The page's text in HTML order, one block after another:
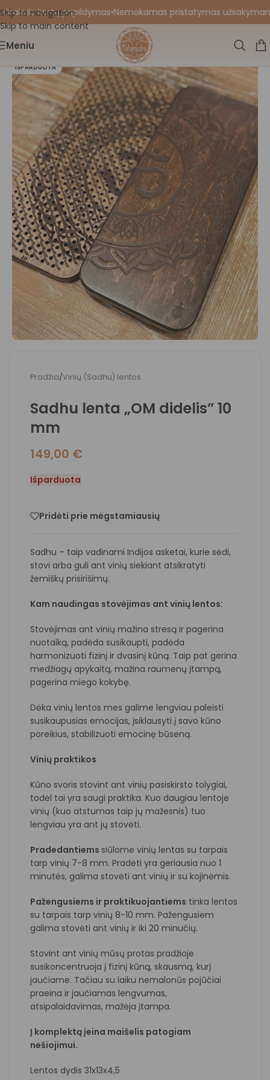
Skip to navigation
Skip to main content
kortų papildymas•Nemokamas pristatymas
Meniu
IŠPARDUOTA
Pradžia/Vinių (Sadhu) lentos
Sadhu lenta „OM didelis” 10
mm
149,00 €
Išparduota
Pridėti prie mėgstamiausių
Sadhu – taip vadinami Indijos asketai, kurie sėdi,
stovi arba guli ant vinių siekiant atsikratyti
žemiškų prisirišimų.
Kam naudingas stovėjimas ant vinių lentos:
Stovėjimas ant vinių mažina stresą ir pagerina
nuotaiką, padėda susikaupti, padėda
harmonizuoti fizinį ir dvasinį kūną. Taip pat gerina
medžiagų apykaitą, mažina raumenų įtampą,
pagerina miego kokybę.
Dėka vinių lentos mes galime lengviau paleisti
susikaupusias emocijas, įsiklausyti į savo kūno
poreikius, stabilizuoti emocinę būseną.
Vinių praktikos
Kūno svoris stovint ant vinių pasiskirsto tolygiai,
todėl tai yra saugi praktika. Kuo daugiau lentoje
vinių (kuo atstumas taip jų mažesnis) tuo
lengviau yra ant jų stovėti.
Pradedantiems siūlome vinių lentas su tarpais
tarp vinių 7-8 mm. Pradėti yra geriausia nuo 1
minutės, galima stovėti ant vinių ir su kojinėmis.
Pažengusiems ir praktikuojantiems tinka lentos
su tarpais tarp vinių 8-10 mm. Pažengusiem
galima stovėti ant vinių ir iki 20 minučių.
Stovint ant vinių mūsų protas pradžioje
susikoncentruoja į fizinį kūną, skausmą, kurį
jaučiame. Tačiau su laiku nemalonūs pojūčiai
praeina ir jaučiamas lengvumas,
atsipalaidavimas, mažėja įtampa.
Į komplektą įeina maišelis patogiam
nešiojimui.
Lentos dydis 31x13x4,5